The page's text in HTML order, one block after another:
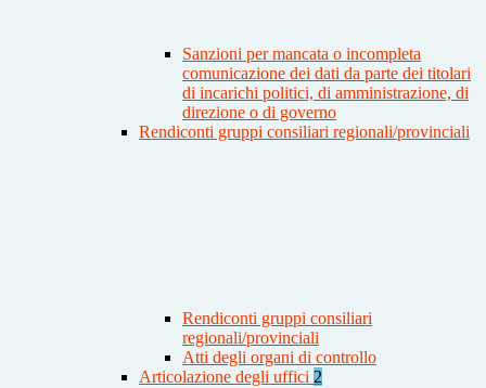
Sanzioni per mancata o incompleta
comunicazione dei dati da parte dei titolari
di incarichi politici, di amministrazione, di
direzione o di governo
Rendiconti gruppi consiliari regionali/provinciali
Rendiconti gruppi consiliari
regionali/provinciali
Atti degli organi di controllo
Articolazione degli uffici 2